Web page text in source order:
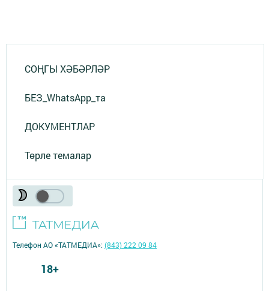
СОҢГЫ ХӘБӘРЛӘР
БЕЗ_WhatsApp_та
ДОКУМЕНТЛАР
Төрле темалар
Телефон АО «ТАТМЕДИА»:(843) 222 09 84
18+